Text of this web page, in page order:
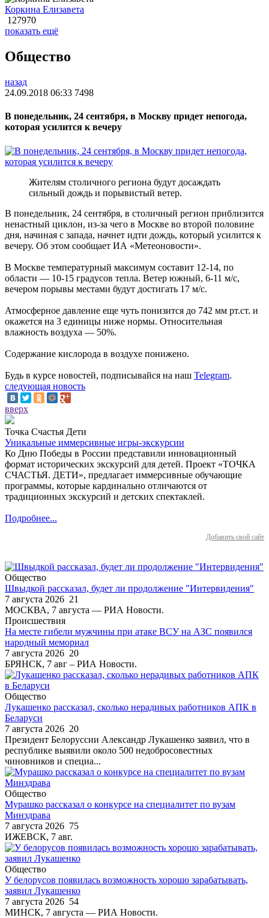
Коркина Елизавета
127970
показать ещё
Общество
назад
24.09.2018 06:33 7498
В понедельник, 24 сентября, в Москву придет непогода,
которая усилится к вечеру
Жителям столичного региона будут досаждать
сильный дождь и порывистый ветер.
В понедельник, 24 сентября, в столичный регион приблизится
ненастный циклон, из-за чего в Москве во второй половине
дня, начиная с запада, начнет идти дождь, который усилится к
вечеру. Об этом сообщает ИА «Метеоновости».
В Москве температурный максимум составит 12-14, по
области — 10-15 градусов тепла. Ветер южный, 6-11 м/с,
вечером порывы местами будут достигать 17 м/с.
Атмосферное давление еще чуть понизится до 742 мм рт.ст. и
окажется на 3 единицы ниже нормы. Относительная
влажность воздуха — 50%.
Содержание кислорода в воздухе понижено.
Будь в курсе новостей, подписывайся на наш Telegram.
следующая новость
вверх
Точка Счастья Дети
Уникальные иммерсивные игры-экскурсии
Ко Дню Победы в России представили инновационный
формат исторических экскурсий для детей. Проект «ТОЧКА
СЧАСТЬЯ. ДЕТИ», предлагает иммерсивные обучающие
программы, которые кардинально отличаются от
традиционных экскурсий и детских спектаклей.
Подробнее...
Добавить свой сайт
Общество
Швыдкой рассказал, будет ли продолжение "Интервидения"
7 августа 2026 21
МОСКВА, 7 августа — РИА Новости.
Происшествия
На месте гибели мужчины при атаке ВСУ на АЗС появился
народный мемориал
7 августа 2026 20
БРЯНСК, 7 авг – РИА Новости.
Общество
Лукашенко рассказал, сколько нерадивых работников АПК в
Беларуси
7 августа 2026 20
Президент Белоруссии Александр Лукашенко заявил, что в
республике выявили около 500 недобросовестных
чиновников и специа...
Общество
Мурашко рассказал о конкурсе на специалитет по вузам
Минздрава
7 августа 2026 75
ИЖЕВСК, 7 авг.
Общество
У белорусов появилась возможность хорошо зарабатывать,
заявил Лукашенко
7 августа 2026 54
МИНСК, 7 августа — РИА Новости.